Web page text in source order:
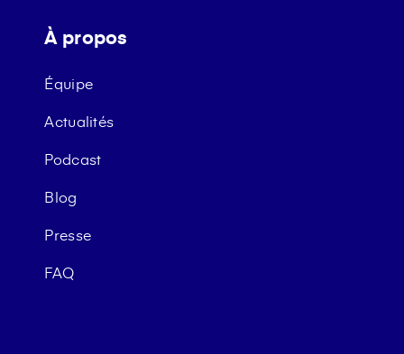
À propos
Équipe
Actualités
Podcast
Blog
Presse
FAQ